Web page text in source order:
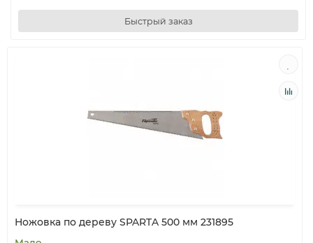
Быстрый заказ
Ножовка по дереву SPARTA 500 мм 231895